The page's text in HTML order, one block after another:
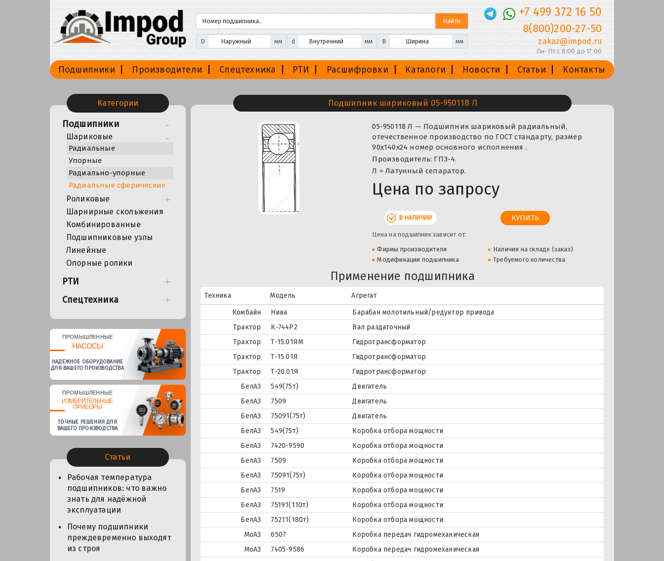
D мм d мм B мм
+7 499 372 16 50
8(800)200-27-50
zakaz@impod.ru
Пн-Пт с 8:00 до 17:00
Подшипники Производители Спецтехника РТИ Расшифровки Каталоги Новости Статьи Контакты
Категории
Подшипники
Шариковые
Радиальные
Упорные
Радиально-упорные
Радиальные сферические
Роликовые
Шарнирные скольжения
Комбинированные
Подшипниковые узлы
Линейные
Опорные ролики
РТИ
Спецтехника
ПРОМЫШЛЕННЫЕ
НАСОСЫ
НАДЕЖНОЕ ОБОРУДОВАНИЕ
ДЛЯ ВАШЕГО ПРОИЗВОДСТВА
ПРОМЫШЛЕННЫЕ
ИЗМЕРИТЕЛЬНЫЕ
ПРИБОРЫ
ТОЧНЫЕ РЕШЕНИЯ ДЛЯ
ВАШЕГО ПРОИЗВОДСТВА
Статьи
Рабочая температура
подшипников: что важно
знать для надёжной
эксплуатации
Почему подшипники
преждевременно выходят
из строя
Подшипник шариковый 05-950118 Л
05-950118 Л — Подшипник шариковый радиальный,
отечественное производство по ГОСТ стандарту, размер
90x140x24 номер основного исполнения .
Производитель: ГПЗ-4.
Л = Латунный сепаратор.
Цена по запросу
В НАЛИЧИИ
Цена на подшипник зависит от:
Фирмы производителя
Наличия на складе (заказ)
Модификации подшипника
Требуемого количества
Применение подшипника
Техника Модель
Агрегат
Комбайн
Нива
Барабан молотильный/редуктор привода
Трактор
К-744Р2
Вал раздаточный
Трактор
Т-15.01ЯМ
Гидротрансформатор
Трактор
Т-15.01Я
Гидротрансформатор
Трактор
Т-20.01Я
Гидротрансформатор
БелАЗ
549(75т)
Двигатель
БелАЗ
7509
Двигатель
БелАЗ
75091(75т)
Двигатель
БелАЗ
549(75т)
Коробка отбора мощности
БелАЗ
7420-9590
Коробка отбора мощности
БелАЗ
7509
Коробка отбора мощности
БелАЗ
75091(75т)
Коробка отбора мощности
БелАЗ
7519
Коробка отбора мощности
БелАЗ
75191(110т)
Коробка отбора мощности
БелАЗ
75211(180т)
Коробка отбора мощности
МоАЗ
6507
Коробка передач гидромеханическая
МоАЗ
7405-9586
Коробка передач гидромеханическая